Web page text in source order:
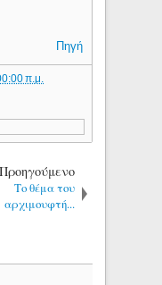
Πηγή
π.μ.
Προηγούμενο
Tο θέμα του
αρχιμουφτή...